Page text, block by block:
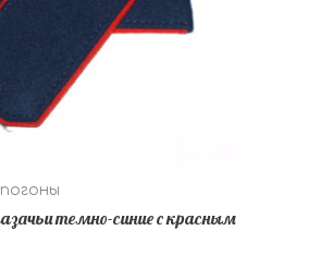
погоны
темно-синие с красным